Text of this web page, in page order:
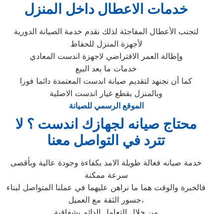
خدمات الاعطال داخل المنزل
لتجنب الأعطال المفاجئة لذلك نقدم خدمة الصيانة الدورية
لأجهزة المنزل للحفاظ
وإطالة العمر الافتراضي لاجهزة اندست المعادي
خدمات ما بعد البيع
كما أن نجنهد لتقديم صيانة اندست المعتمدة دائما فورا
وبالمنزل بقطع غيار اندست الاصلية
الموقع الرسمي للصيانة
محتاج صيانه لجهازك اندست ؟ لا
تترد في التواصل معنا
خدمة صيانه فعالة طويلة الامد بكفاءة وجودة عالية وبأقصى
سرعة ممكنة
فالخبرة والوقت هما ما نراهن عليهما في عملنا المتواصل لبناء
جسور الثقة مع العميل،
من خلال التعامل الدائم بشفافية